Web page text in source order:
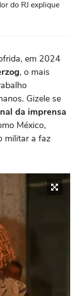
do RJ explique
em 2024
, o mais
Gizele se
da imprensa
México,
militar a faz